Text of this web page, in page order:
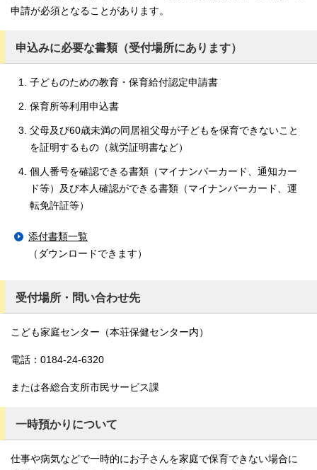
申請が必須となることがあります。
申込みに必要な書類（受付場所にあります）
子どものための教育・保育給付認定申請書
保育所等利用申込書
父母及び60歳未満の同居祖父母が子どもを保育できないこと
を証明するもの（就労証明書など）
個人番号を確認できる書類（マイナンバーカード、通知カー
ド等）及び本人確認ができる書類（マイナンバーカード、運
転免許証等）
添付書類一覧
（ダウンロードできます）
受付場所・問い合わせ先
こども家庭センター（本荘保健センター内）
電話：0184-24-6320
または各総合支所市民サービス課
一時預かりについて
仕事や病気などで一時的にお子さんを家庭で保育できない場合に